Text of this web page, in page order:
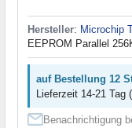
Hersteller: Microchip
EEPROM Parallel
auf Bestellung 12
Lieferzeit 14-21 Tag
Benachrichtigung